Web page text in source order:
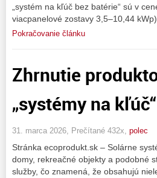
„systém na kľúč bez batérie“ sú v
viacpanelové zostavy 3,5–10,44
Pokračovanie článku
Zhrnutie
„systémy na kľúč“
31. marca 2026, Prečítané 432x, polec
Stránka ecoprodukt.sk – Solárne
domy, rekreačné objekty a podobné
služby, čo znamená, že obsahujú